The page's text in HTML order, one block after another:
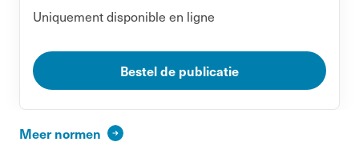
Uniquement disponible en ligne
Bestel de publicatie
Meer normen